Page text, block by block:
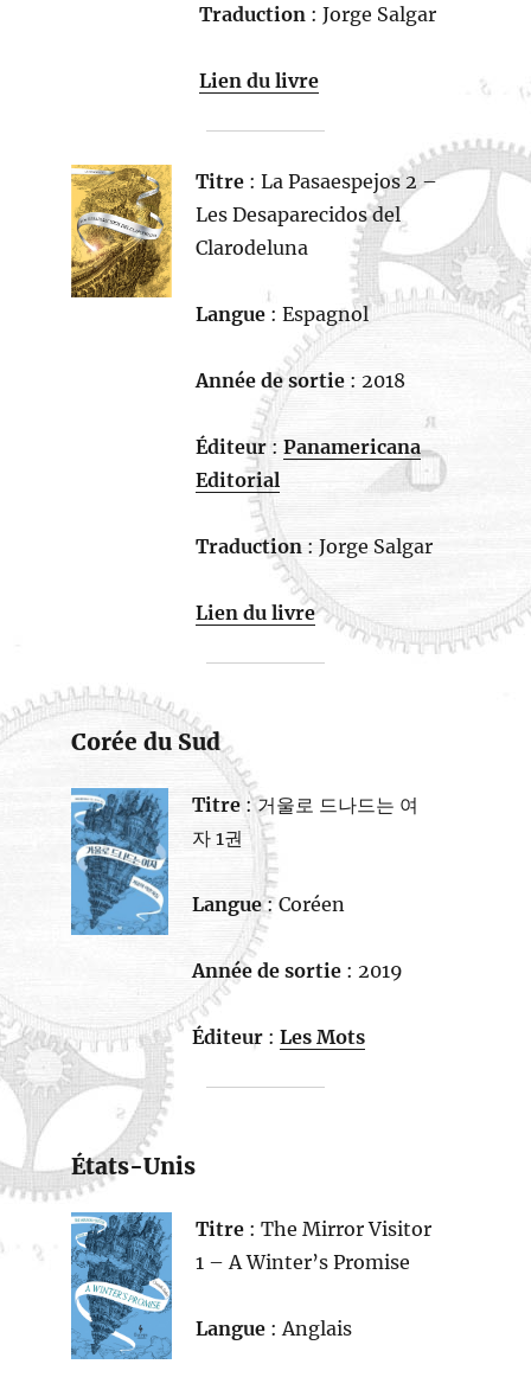
Traduction : Jorge Salgar
Lien du livre
Titre: La Pasaespejos 2 –
Les Desaparecidos del
Clarodeluna
Langue: Espagnol
Année de sortie : 2018
Éditeur: Panamericana
Editorial
Traduction : Jorge Salgar
Lien du livre
Corée du Sud
Titre: 거울로 드나드는 여
자 1권
Langue: Coréen
Année de sortie : 2019
Éditeur: Les Mots
États-Unis
Titre: The Mirror Visitor
1 – A Winter’s Promise
Langue: Anglais